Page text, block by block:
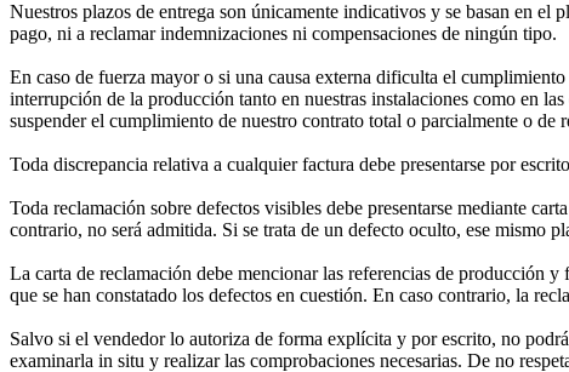
Nuestros plazos de entrega son únicamente indicativos y se basan en el
pago, ni a reclamar indemnizaciones ni compensaciones de ningún tipo.
En caso de fuerza mayor o si una causa externa dificulta el
interrupción de la producción tanto en nuestras instalaciones como en
suspender el cumplimiento de nuestro contrato total o parcialmente o
Toda discrepancia relativa a cualquier factura debe presentarse por
Toda reclamación sobre defectos visibles debe presentarse mediante
contrario, no será admitida. Si se trata de un defecto oculto, ese mismo
La carta de reclamación debe mencionar las referencias de producción
que se han constatado los defectos en cuestión. En caso contrario, la
Salvo si el vendedor lo autoriza de forma explícita y por escrito, no
examinarla in situ y realizar las comprobaciones necesarias. De no